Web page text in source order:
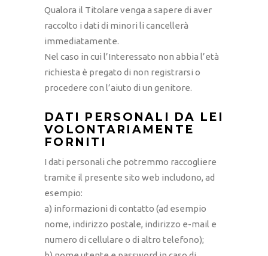
Qualora il Titolare venga a sapere di aver
raccolto i dati di minori li cancellerà
immediatamente.
Nel caso in cui l’Interessato non abbia l’età
richiesta è pregato di non registrarsi o
procedere con l’aiuto di un genitore.
DATI PERSONALI DA LEI
VOLONTARIAMENTE
FORNITI
I dati personali che potremmo raccogliere
tramite il presente sito web includono, ad
esempio:
a) informazioni di contatto (ad esempio
nome, indirizzo postale, indirizzo e-mail e
numero di cellulare o di altro telefono);